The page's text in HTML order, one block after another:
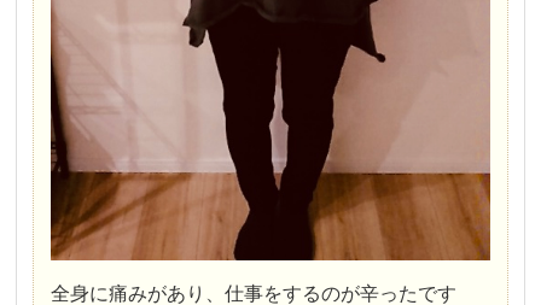
全身に痛みがあり、仕事をするのが辛ったです